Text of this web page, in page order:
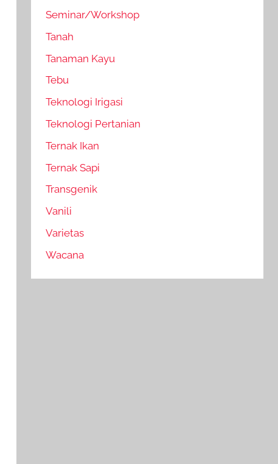
Seminar/Workshop
Tanah
Tanaman Kayu
Tebu
Teknologi Irigasi
Teknologi Pertanian
Ternak Ikan
Ternak Sapi
Transgenik
Vanili
Varietas
Wacana